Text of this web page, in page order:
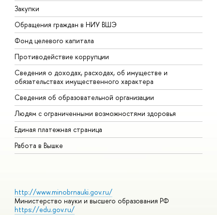
Закупки
Обращения граждан в НИУ ВШЭ
Фонд целевого капитала
Противодействие коррупции
Сведения о доходах, расходах, об имуществе и
обязательствах имущественного характера
Сведения об образовательной организации
Людям с ограниченными возможностями здоровья
Единая платежная страница
Работа в Вышке
http://www.minobrnauki.gov.ru/
Министерство науки и высшего образования РФ
https://edu.gov.ru/